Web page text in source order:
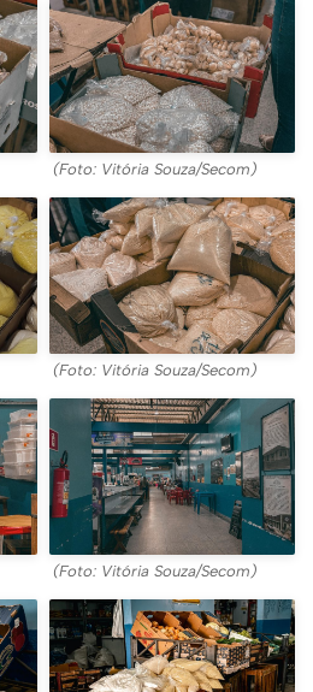
(Foto: Vitória Souza/Secom)
(Foto: Vitória Souza/Secom)
(Foto: Vitória Souza/Secom)